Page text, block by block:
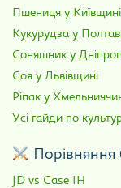
Пшениця у Київщині
Кукурудза у
Соняшник у
Соя у Львівщині
Ріпак у
Усі гайди по
Порівняння
JD vs Case IH